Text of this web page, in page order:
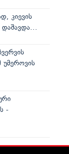
კიევის
უმეროვის
-